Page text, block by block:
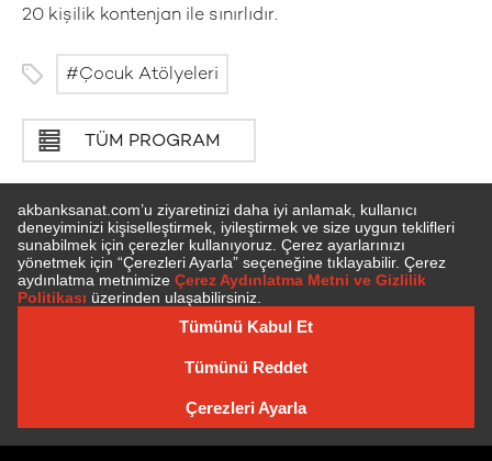
20 kişilik kontenjan ile sınırlıdır.
Çocuk Atölyeleri
TÜM PROGRAM